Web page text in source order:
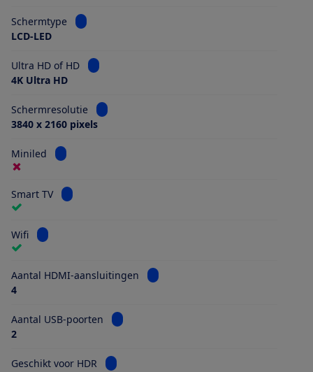
Schermtype
Bekijk informatie voor Schermtype
LCD-LED
Ultra HD of HD
Bekijk informatie voor Ultra HD of HD
4K Ultra HD
Schermresolutie
Bekijk informatie voor Schermresolutie
3840 x 2160 pixels
Miniled Bekijk informatie voor Miniled
Smart TV Bekijk informatie voor Smart TV
Wifi Bekijk informatie voor Wifi
Aantal HDMI-aansluitingen
Bekijk informatie voor Aantal
4
Aantal USB-poorten
Bekijk informatie voor Aantal USB-poorten
2
Geschikt voor HDR Bekijk informatie voor Geschikt voor HDR